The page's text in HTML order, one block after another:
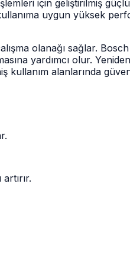
için geliştirilmiş
uygun yüksek
olanağı sağlar.
yardımcı olur.
kullanım alanlarında